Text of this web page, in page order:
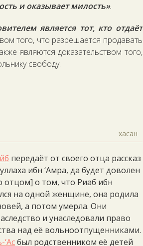
и оказывает милость».
является тот, кто отдаёт
того, что разрешается продавать
являются доказательством того,
свободу.
хасан
передаёт от своего отца рассказ
ибн ‘Амра, да будет доволен
отцом] о том, что Риаб ибн
на одной женщине, она родила
а потом умерла. Они
и унаследовали право
над её вольноотпущенниками.
‘Асбыл родственником её детей